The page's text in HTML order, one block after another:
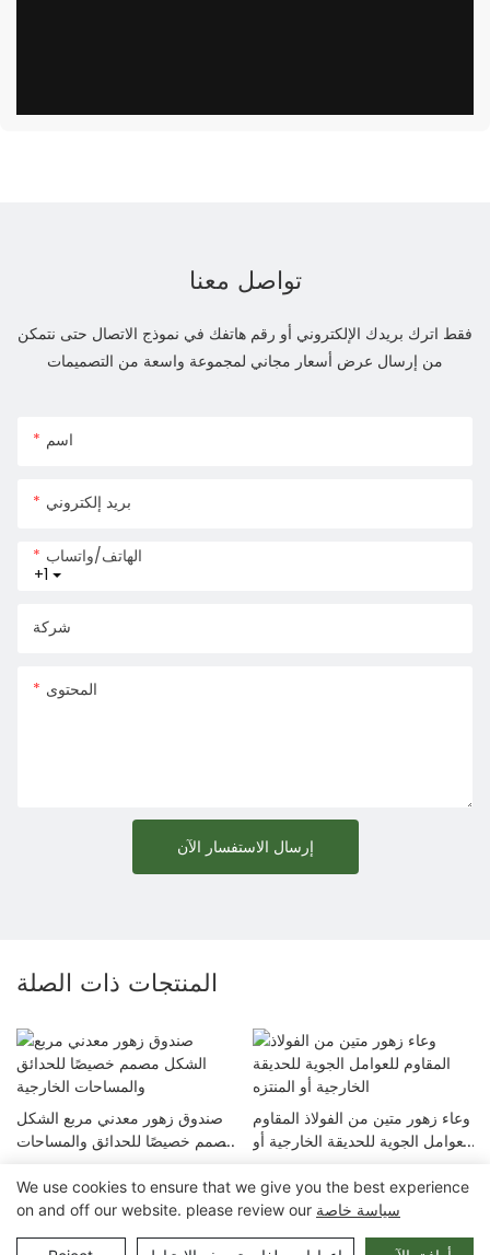
تواصل معنا
فقط اترك بريدك الإلكتروني أو رقم هاتفك في نموذج الاتصال حتى نتمكن
من إرسال عرض أسعار مجاني لمجموعة واسعة من التصميمات
اسم
بريد إلكتروني
+1
الهاتف/واتساب
شركة
المحتوى
إرسال الاستفسار الآن
المنتجات ذات الصلة
صندوق زهور معدني مربع الشكل
مصمم خصيصًا للحدائق والمساحات
وعاء زهور متين من الفولاذ المقاوم
للعوامل الجوية للحديقة الخارجية أو
حقوق الطبع والنشر © 2025 شركة تشونغتشينغ أرلاو لتصنيع المعدات
المدنية المحدودة |
خريطة الموقع
We use cookies to ensure that we give you the best experience
on and off our website. please review our سياسة خاصة